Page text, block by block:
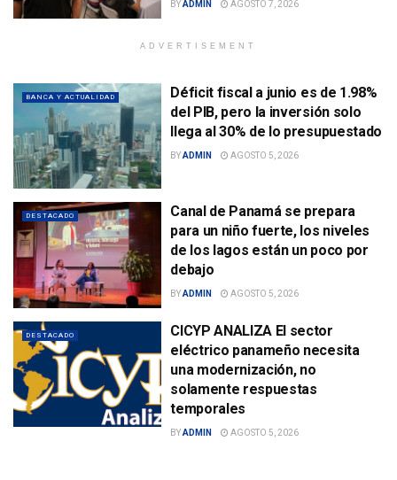
BYADMIN AGOSTO 7, 2026
ADVERTISEMENT
BANCA Y ACTUALIDAD
Déficit fiscal a junio es de 1.98%
del PIB, pero la inversión solo
llega al 30% de lo presupuestado
BYADMIN AGOSTO 5, 2026
DESTACADO
Canal de Panamá se prepara
para un niño fuerte, los niveles
de los lagos están un poco por
debajo
BYADMIN AGOSTO 5, 2026
DESTACADO
CICYP ANALIZA El sector
eléctrico panameño necesita
una modernización, no
solamente respuestas
temporales
BYADMIN AGOSTO 5, 2026